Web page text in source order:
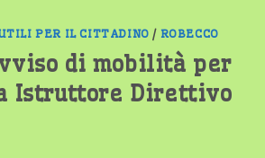
PER IL CITTADINO / ROBECCO
di mobilità per
Istruttore Direttivo